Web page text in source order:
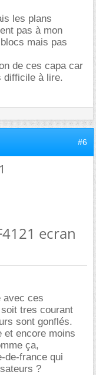
les plans
pas à mon
mais pas
de ces capa car
difficile à lire.
#6
ecran
avec ces
tres courant
sont gonflés.
et encore moins
ça,
de-france qui
?